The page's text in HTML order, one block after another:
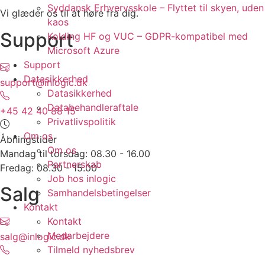
Syddansk Erhvervsskole – Flyttet til skyen, uden
kaos
Kolding HF og VUC – GDPR-kompatibel med
Microsoft Azure
Support
Datasikkerhed
Datasikkerhed
Databehandleraftale
Privatlivspolitik
Om os
Om os
Partnerskab
Job hos inlogic
Samhandelsbetingelser
Kontakt
Kontakt
Medarbejdere
Tilmeld nyhedsbrev
Vi glæder os til at høre fra dig.
Support
support@inlogic.dk
+45 42 40 88 15
Åbningstider
Mandag til torsdag: 08.30 - 16.00
Fredag: 08.30 - 15.00
Salg
salg@inlogic.dk